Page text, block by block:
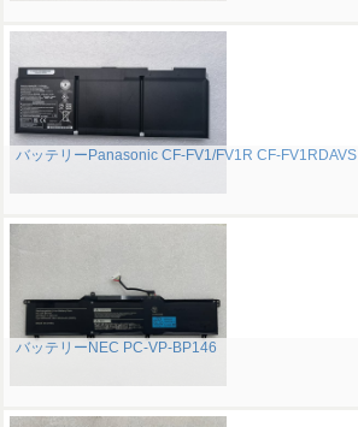
バッテリーPanasonic CF-FV1/FV1R CF-FV1RDAVS
バッテリーNEC PC-VP-BP146